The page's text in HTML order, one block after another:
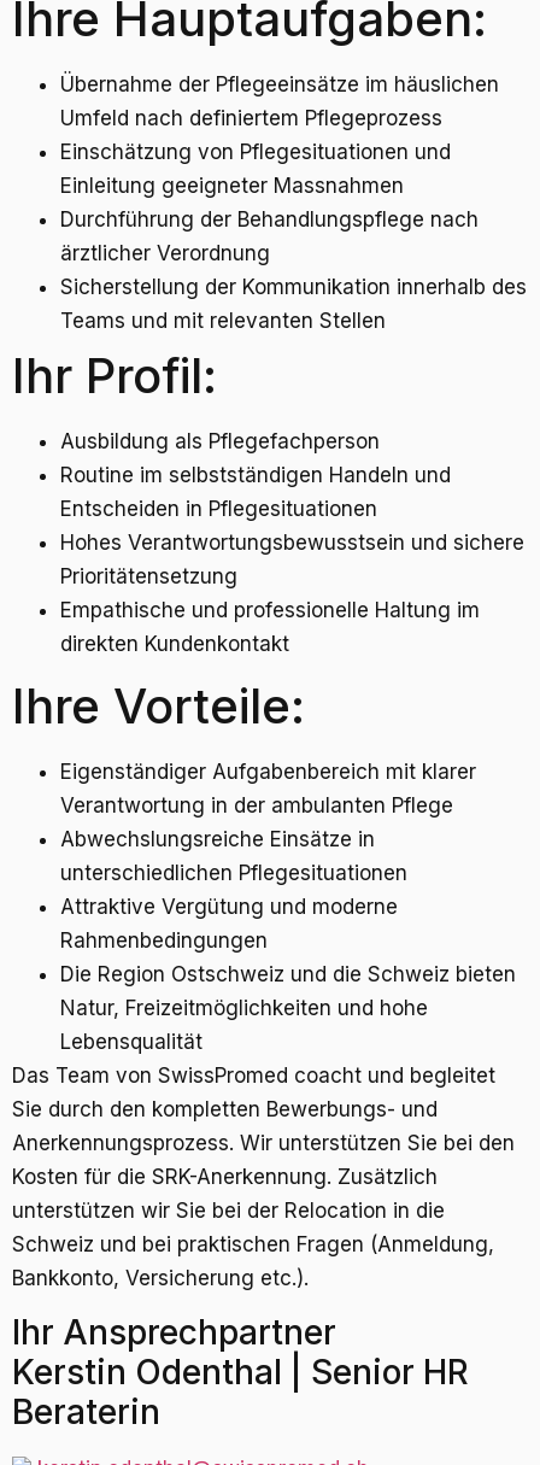
Ihre Hauptaufgaben:
Übernahme der Pflegeeinsätze im häuslichen
Umfeld nach definiertem Pflegeprozess
Einschätzung von Pflegesituationen und
Einleitung geeigneter Massnahmen
Durchführung der Behandlungspflege nach
ärztlicher Verordnung
Sicherstellung der Kommunikation innerhalb des
Teams und mit relevanten Stellen
Ihr Profil:
Ausbildung als Pflegefachperson
Routine im selbstständigen Handeln und
Entscheiden in Pflegesituationen
Hohes Verantwortungsbewusstsein und sichere
Prioritätensetzung
Empathische und professionelle Haltung im
direkten Kundenkontakt
Ihre Vorteile:
Eigenständiger Aufgabenbereich mit klarer
Verantwortung in der ambulanten Pflege
Abwechslungsreiche Einsätze in
unterschiedlichen Pflegesituationen
Attraktive Vergütung und moderne
Rahmenbedingungen
Die Region Ostschweiz und die Schweiz bieten
Natur, Freizeitmöglichkeiten und hohe
Lebensqualität
Das Team von SwissPromed coacht und begleitet
Sie durch den kompletten Bewerbungs- und
Anerkennungsprozess. Wir unterstützen Sie bei den
Kosten für die SRK-Anerkennung. Zusätzlich
unterstützen wir Sie bei der Relocation in die
Schweiz und bei praktischen Fragen (Anmeldung,
Bankkonto, Versicherung etc.).
Ihr Ansprechpartner
Kerstin Odenthal | Senior HR
Beraterin